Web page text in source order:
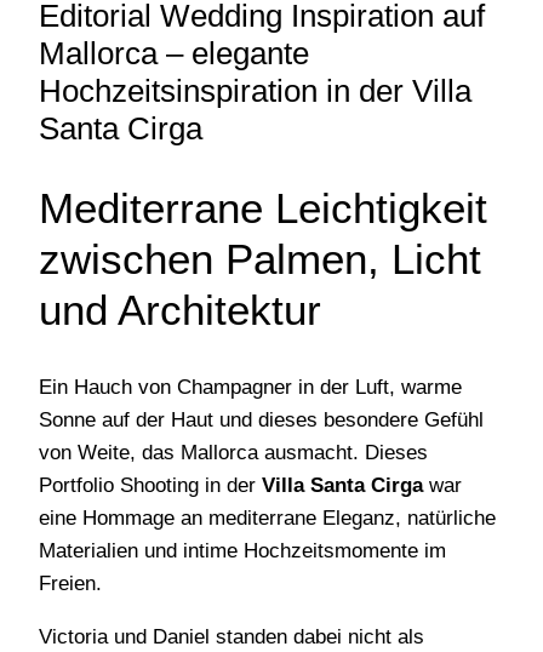
Editorial Wedding Inspiration auf
Mallorca – elegante
Hochzeitsinspiration in der Villa
Santa Cirga
Mediterrane Leichtigkeit
zwischen Palmen, Licht
und Architektur
Ein Hauch von Champagner in der Luft, warme
Sonne auf der Haut und dieses besondere Gefühl
von Weite, das Mallorca ausmacht. Dieses
Portfolio Shooting in der Villa Santa Cirgawar
eine Hommage an mediterrane Eleganz, natürliche
Materialien und intime Hochzeitsmomente im
Freien.
Victoria und Daniel standen dabei nicht als